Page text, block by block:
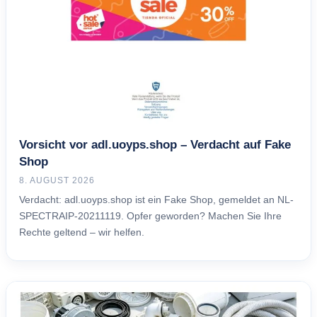
Vorsicht vor adl.uoyps.shop – Verdacht auf Fake
Shop
8. AUGUST 2026
Verdacht: adl.uoyps.shop ist ein Fake Shop, gemeldet an NL-
SPECTRAIP-20211119. Opfer geworden? Machen Sie Ihre
Rechte geltend – wir helfen.